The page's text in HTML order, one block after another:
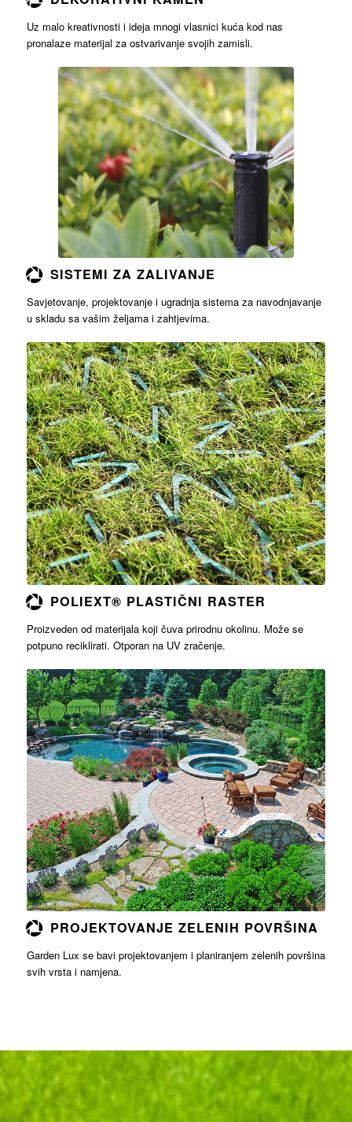
Uz malo kreativnosti i ideja mnogi vlasnici kuća kod nas
pronalaze materijal za ostvarivanje svojih zamisli.
Opširnije
SISTEMI ZA ZALIVANJE
Savjetovanje, projektovanje i ugradnja sistema za navodnjavanje
u skladu sa vašim željama i zahtjevima.
Opširnije
POLIEXT® PLASTIČNI RASTER
Proizveden od materijala koji čuva prirodnu okolinu. Može se
potpuno reciklirati. Otporan na UV zračenje.
Opširnije
PROJEKTOVANJE ZELENIH POVRŠINA
Garden Lux se bavi projektovanjem i planiranjem zelenih površina
svih vrsta i namjena.